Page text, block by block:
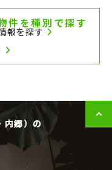
件を種別で探す
報を探す
内郷）の